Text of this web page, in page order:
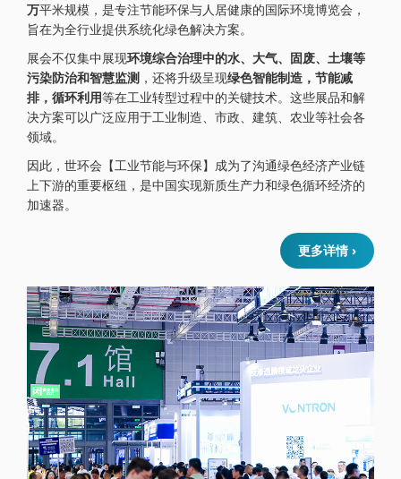
万平米规模，是专注节能环保与人居健康的国际环境博览会，
旨在为全行业提供系统化绿色解决方案。
展会不仅集中展现环境综合治理中的水、大气、固废、土壤等
污染防治和智慧监测 ，还将升级呈现绿色智能制造，节能减
排，循环利用等在工业转型过程中的关键技术。这些展品和解
决方案可以广泛应用于工业制造、市政、建筑、农业等社会各
领域。
因此，世环会【工业节能与环保】成为了沟通绿色经济产业链
上下游的重要枢纽，是中国实现新质生产力和绿色循环经济的
加速器。
更多详情 ›